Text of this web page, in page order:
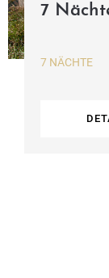
7
7 NÄCHTE